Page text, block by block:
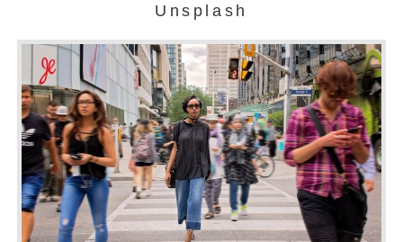
Unsplash